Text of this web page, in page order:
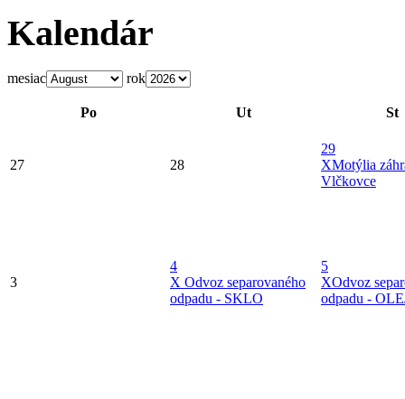
Kalendár
mesiac rok
Po Ut St
27 28
29
XMotýlia
Vlčkovce
3
4
X Odvoz separovaného
odpadu - SKLO
5
XOdvoz
odpadu -